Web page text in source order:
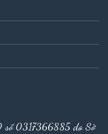
số 0317366885 do Sở